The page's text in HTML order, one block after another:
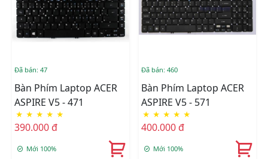
Đã bán: 47
Bàn Phím Laptop ACER
ASPIRE V5 - 471
★ ★ ★ ★ ★
390.000 đ
Mới 100%
Đã bán: 460
Bàn Phím Laptop ACER
ASPIRE V5 - 571
★ ★ ★ ★ ★
400.000 đ
Mới 100%